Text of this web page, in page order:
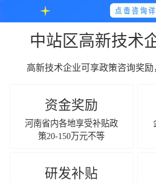
中站区高新技术
高新技术企业可享政策咨询奖
资金奖励
河南省内各地享受补贴政
策20-150万元不等
研发补贴